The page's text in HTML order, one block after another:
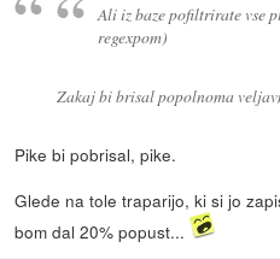
Ali iz baze pofiltrirate vse
regexpom)
Zakaj bi brisal popolnoma
Pike bi pobrisal, pike.
Glede na tole traparijo, ki si jo
bom dal 20% popust...